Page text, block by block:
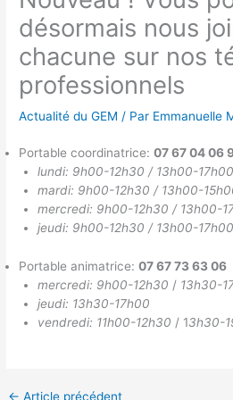
désormais nous
chacune sur nos
professionnels
Actualité du GEM / Par Emmanuelle
Portable coordinatrice:07 67 04 06
lundi: 9h00-12h30 / 13h00-17h00
mardi: 9h00-12h30 / 13h00-
mercredi: 9h00-12h30 / 13h00-
jeudi: 9h00-12h30 / 13h00-17h00
Portable animatrice:07 67 73 63 06
mercredi: 9h00-12h30 / 13h30-
jeudi: 13h30-17h00
vendredi: 11h00-12h30 / 13h30-
← Article précédent